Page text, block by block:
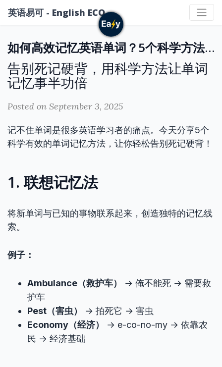
英语易可 - English ECO
如何高效记忆英语单词？5个科学方法助你轻松记单词
告别死记硬背，用科学方法让单词
记忆事半功倍
Posted on September 3, 2025
记不住单词是很多英语学习者的痛点。今天分享5个
科学有效的单词记忆方法，让你轻松告别死记硬背！
1. 联想记忆法
将新单词与已知的事物联系起来，创造独特的记忆线
索。
例子：
Ambulance（救护车）
→ 俺不能死 → 需要救
护车
Pest（害虫）
→ 拍死它 → 害虫
Economy（经济）
→ e-co-no-my → 依靠农
民 → 经济基础